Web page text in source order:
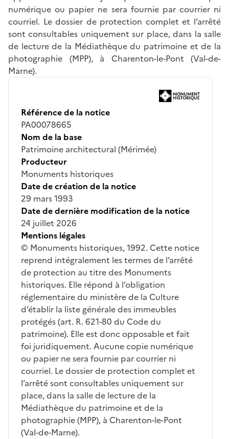
numérique ou papier ne sera fournie par courrier ni
courriel. Le dossier de protection complet et l’arrêté
sont consultables uniquement sur place, dans la salle
de lecture de la Médiathèque du patrimoine et de la
photographie (MPP), à Charenton-le-Pont (Val-de-
Marne).
Référence de la notice
PA00078665
Nom de la base
Patrimoine architectural (Mérimée)
Producteur
Monuments historiques
Date de création de la notice
29 mars 1993
Date de dernière modification de la notice
24 juillet 2026
Mentions légales
© Monuments historiques, 1992. Cette notice
reprend intégralement les termes de l’arrêté
de protection au titre des Monuments
historiques. Elle répond à l’obligation
réglementaire du ministère de la Culture
d’établir la liste générale des immeubles
protégés (art. R. 621-80 du Code du
patrimoine). Elle est donc opposable et fait
foi juridiquement. Aucune copie numérique
ou papier ne sera fournie par courrier ni
courriel. Le dossier de protection complet et
l’arrêté sont consultables uniquement sur
place, dans la salle de lecture de la
Médiathèque du patrimoine et de la
photographie (MPP), à Charenton-le-Pont
(Val-de-Marne).